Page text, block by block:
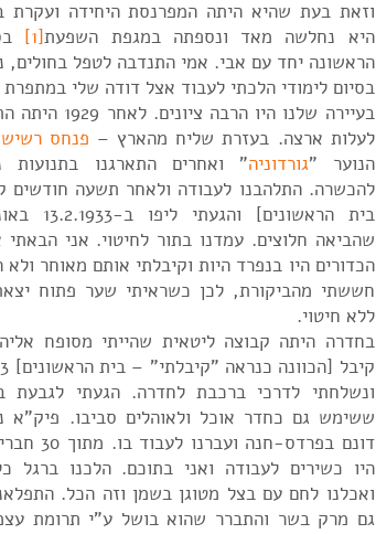
וזאת בעת שהיא היתה המפרנסת היחידה ועקרת
היא נחלשה מאד ונספתה במגפת השפעת[1]
הראשונה יחד עם אבי. אמי התנדבה לטפל בחולים,
בסיום לימודי הלכתי לעבוד אצל דודה שלי במתפרת
בעיירה שלנו היו
לעלות ארצה. בעזרת שליח מהארץ – פנחס רשיש
הנוער "גורדוניה" ואחרים התארגנו בתנועות
להכשרה. התלהבנו לעבודה ולאחר תשעה חודשים
בית
שהביאה חלוצים. עמדנו בתור לחיטוי. אני
הכדורים היו בנפרד היות וקיבלתי אותם מאוחר
חששתי מהביקורת, לכן כשראיתי שער פתוח
ללא חיטוי.
בחדרה היתה קבוצה ליטאית שהייתי מסופח
ונשלחתי לדרכי ברכבת לחדרה. הגעתי לגבעת
דונם
היו כשירים לעבודה ואני בתוכם. הלכנו ברגל
ואכלנו לחם עם בצל מטוגן בשמן וזה הכל.
גם מרק בשר והתברר שהוא בושל ע"י תרומת